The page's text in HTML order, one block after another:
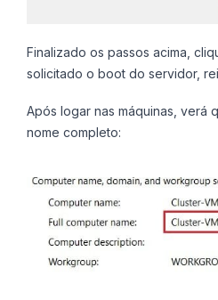
Finalizado os passos acima,
solicitado o boot do servidor,
Após logar nas máquinas, verá
nome completo: